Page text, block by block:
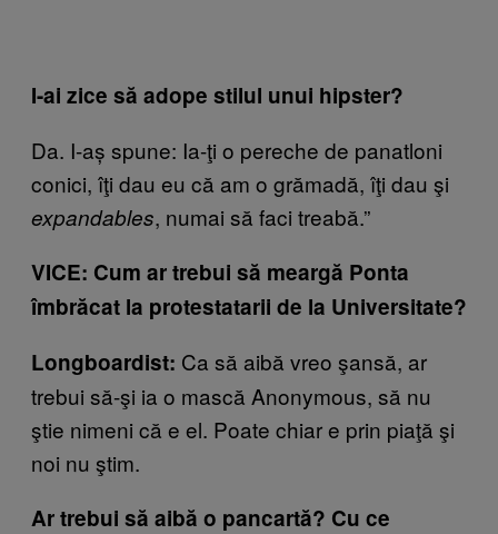
I-ai zice să adope stilul unui hipster?
Da. I-aș spune: Ia-ţi o pereche de panatloni
conici, îţi dau eu că am o grămadă, îţi dau şi
expandables, numai să faci treabă.”
VICE: Cum ar trebui să meargă Ponta
îmbrăcat la protestatarii de la Universitate?
Longboardist: Ca să aibă vreo şansă, ar
trebui să-şi ia o mască Anonymous, să nu
ştie nimeni că e el. Poate chiar e prin piaţă şi
noi nu ştim.
Ar trebui să aibă o pancartă? Cu ce